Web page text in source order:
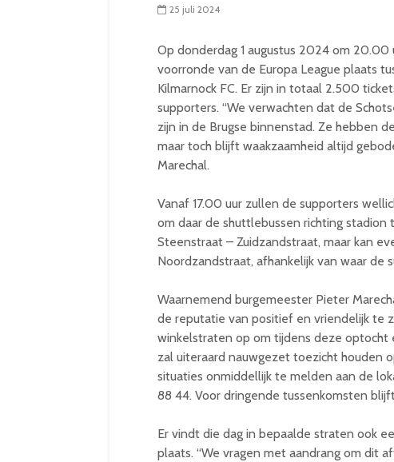
25 juli 2024
Op donderdag 1 augustus 2024 om
voorronde van de Europa League plaats
Kilmarnock FC. Er zijn in totaal 2.500
supporters. “We verwachten dat de
zijn in de Brugse binnenstad. Ze hebben
maar toch blijft waakzaamheid altijd
Marechal.
Vanaf 17.00 uur zullen de supporters
om daar de shuttlebussen richting
Steenstraat – Zuidzandstraat, maar kan
Noordzandstraat, afhankelijk van waar de
Waarnemend burgemeester Pieter
de reputatie van positief en vriendelijk te
winkelstraten op om tijdens deze optocht
zal uiteraard nauwgezet toezicht houden
situaties onmiddellijk te melden aan de
88 44. Voor dringende tussenkomsten
Er vindt die dag in bepaalde straten ook
plaats. “We vragen met aandrang om dit